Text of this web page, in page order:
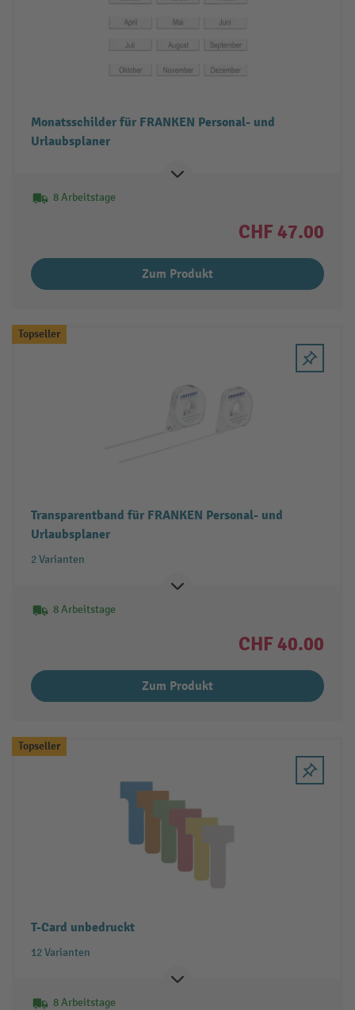
Monatsschilder für FRANKEN Personal- und
Urlaubsplaner
8 Arbeitstage
CHF 47.00
Zum Produkt
Topseller
Transparentband für FRANKEN Personal- und
Urlaubsplaner
2 Varianten
8 Arbeitstage
CHF 40.00
Zum Produkt
Topseller
T-Card unbedruckt
12 Varianten
8 Arbeitstage